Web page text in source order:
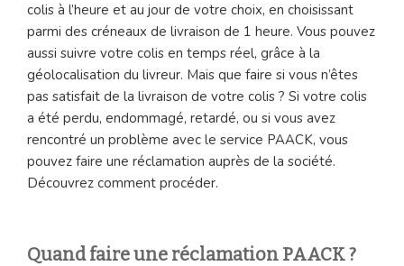
colis à l’heure et au jour de votre choix, en choisissant
parmi des créneaux de livraison de 1 heure. Vous pouvez
aussi suivre votre colis en temps réel, grâce à la
géolocalisation du livreur. Mais que faire si vous n’êtes
pas satisfait de la livraison de votre colis ? Si votre colis
a été perdu, endommagé, retardé, ou si vous avez
rencontré un problème avec le service PAACK, vous
pouvez faire une réclamation auprès de la société.
Découvrez comment procéder.
Quand faire une réclamation PAACK ?